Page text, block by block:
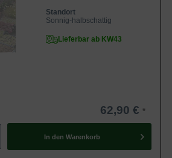
Standort
Sonnig-halbschattig
Lieferbar ab KW43
62,90 €
In den Warenkorb